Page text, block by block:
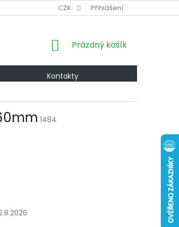
VÝMĚNA A VRÁCENÍ PODMÍNKY OCHRANY
CZK Přihlášení
NÁKUPNÍ
Prázdný košík
Kontakty
1484